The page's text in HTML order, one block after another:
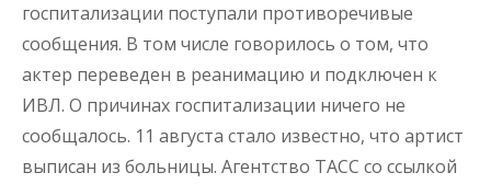
госпитализации поступали противоречивые
сообщения. В том числе говорилось о том, что
актер переведен в реанимацию и подключен к
ИВЛ. О причинах госпитализации ничего не
сообщалось. 11 августа стало известно, что артист
выписан из больницы. Агентство ТАСС со ссылкой